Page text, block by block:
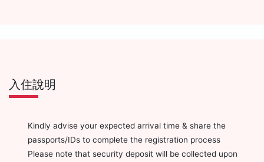
入住說明
Kindly advise your expected arrival time & share the
passports/IDs to complete the registration process
Please note that security deposit will be collected upon